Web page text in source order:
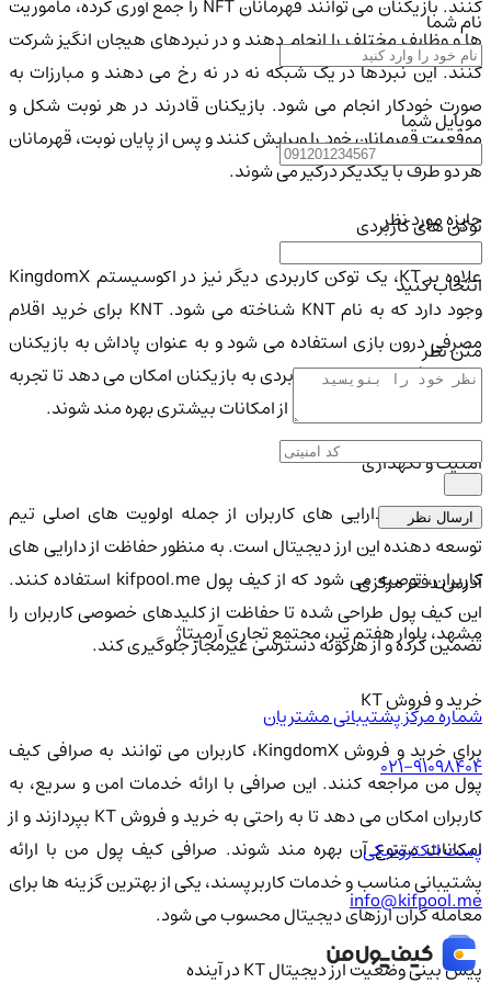
کنند. بازیکنان می توانند قهرمانان NFT را جمع آوری کرده، ماموریت
ها و وظایف مختلف را انجام دهند و در نبردهای هیجان انگیز شرکت
کنند. این نبردها در یک شبکه نه در نه رخ می دهند و مبارزات به
صورت خودکار انجام می شود. بازیکنان قادرند در هر نوبت شکل و
موقعیت قهرمانان خود را ویرایش کنند و پس از پایان نوبت، قهرمانان
هر دو طرف با یکدیگر درگیر می شوند.
توکن های کاربردی
علاوه بر KT، یک توکن کاربردی دیگر نیز در اکوسیستم KingdomX
وجود دارد که به نام KNT شناخته می شود. KNT برای خرید اقلام
مصرفی درون بازی استفاده می شود و به عنوان پاداش به بازیکنان
ارائه می گردد. این توکن کاربردی به بازیکنان امکان می دهد تا تجربه
بازی خود را بهبود بخشیده و از امکانات بیشتری بهره مند شوند.
امنیت و نگهداری
امنیت KT و دارایی های کاربران از جمله اولویت های اصلی تیم
توسعه دهنده این ارز دیجیتال است. به منظور حفاظت از دارایی های
کاربران، توصیه می شود که از کیف پول kifpool.me استفاده کنند.
این کیف پول طراحی شده تا حفاظت از کلیدهای خصوصی کاربران را
تضمین کرده و از هرگونه دسترسی غیرمجاز جلوگیری کند.
خرید و فروش KT
برای خرید و فروش KingdomX، کاربران می توانند به صرافی کیف
پول من مراجعه کنند. این صرافی با ارائه خدمات امن و سریع، به
کاربران امکان می دهد تا به راحتی به خرید و فروش KT بپردازند و از
امکانات متنوع آن بهره مند شوند. صرافی کیف پول من با ارائه
پشتیبانی مناسب و خدمات کاربرپسند، یکی از بهترین گزینه ها برای
معامله گران ارزهای دیجیتال محسوب می شود.
پیش بینی وضعیت ارز دیجیتال KT در آینده
نام شما
موبایل شما
جایزه مورد نظر
انتخاب کنید
متن نظر
ارسال نظر
آدرس دفتر مرکزی
مشهد، بلوار هفتم تیر، مجتمع تجاری آرمیتاژ
شماره مرکز پشتیبانی مشتریان
021-91098404
پست الکترونیکی
info@kifpool.me